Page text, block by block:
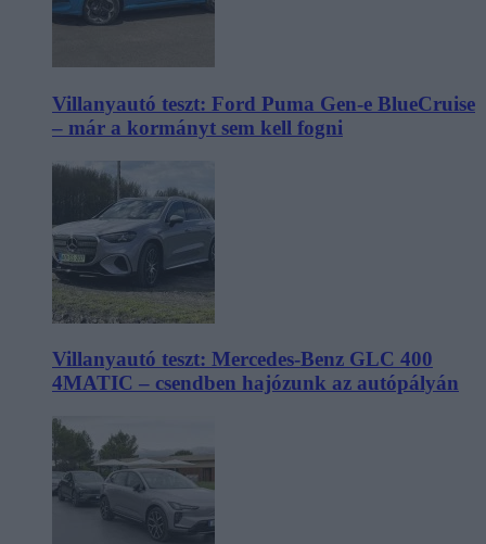
Villanyautó teszt: Ford Puma Gen-e BlueCruise
– már a kormányt sem kell fogni
Villanyautó teszt: Mercedes-Benz GLC 400
4MATIC – csendben hajózunk az autópályán